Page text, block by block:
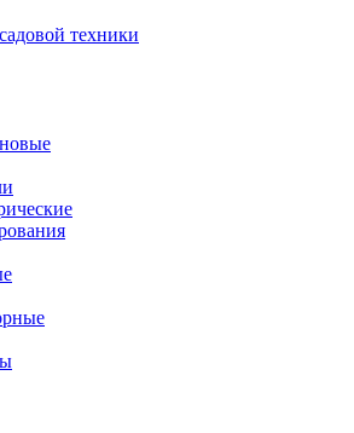
техники